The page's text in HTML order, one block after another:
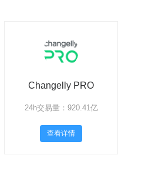
Changelly PRO
24h交易量：920.41亿
查看详情